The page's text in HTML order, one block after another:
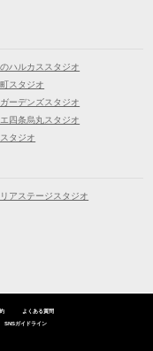
ハルカススタジオ
スタジオ
ーデンズスタジオ
四条烏丸スタジオ
タジオ
アステージスタジオ
よくある質問
SNSガイドライン